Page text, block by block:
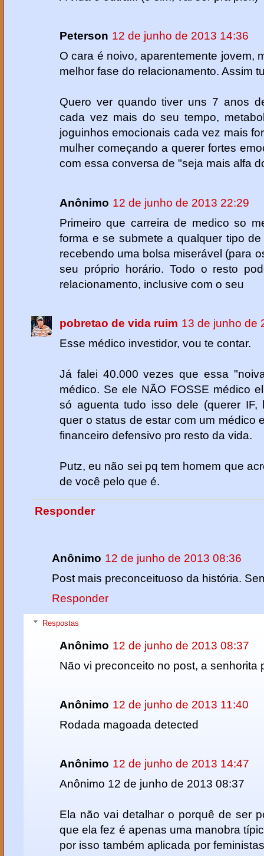
Peterson 12 de junho de 2013 14:36
O cara é noivo, aparentemente jovem,
melhor fase do relacionamento. Assim
Quero ver quando tiver uns 7 anos
cada vez mais do seu tempo,
joguinhos emocionais cada vez mais
mulher começando a querer fortes
com essa conversa de "seja mais alfa
Anônimo 12 de junho de 2013 22:29
Primeiro que carreira de medico so
forma e se submete a qualquer tipo
recebendo uma bolsa miserável (para
seu próprio horário. Todo o resto
relacionamento, inclusive com o seu
pobretao de vida ruim 13 de junho de
Esse médico investidor, vou te contar.
Já falei 40.000 vezes que essa
médico. Se ele NÃO FOSSE médico
só aguenta tudo isso dele (querer IF,
quer o status de estar com um médico
financeiro defensivo pro resto da vida.
Putz, eu não sei pq tem homem que
de você pelo que é.
Responder
Anônimo 12 de junho de 2013 08:36
Post mais preconceituoso da história.
Responder
Respostas
Anônimo 12 de junho de 2013 08:37
Não vi preconceito no post, a senhorita
Anônimo 12 de junho de 2013 11:40
Rodada magoada detected
Anônimo 12 de junho de 2013 14:47
Anônimo 12 de junho de 2013 08:37
Ela não vai detalhar o porquê de ser
que ela fez é apenas uma manobra
por isso também aplicada por